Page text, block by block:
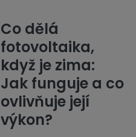
Co dělá
fotovoltaika,
když je zima:
Jak funguje a co
ovlivňuje její
výkon?